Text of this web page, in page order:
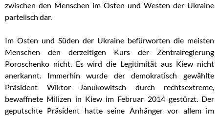
zwischen den Menschen im Osten und Westen der Ukraine
parteiisch dar.
Im Osten und Süden der Ukraine befürworten die meisten
Menschen den derzeitigen Kurs der Zentralregierung
Poroschenko nicht. Es wird die Legitimität aus Kiew nicht
anerkannt. Immerhin wurde der demokratisch gewählte
Präsident Wiktor Janukowitsch durch rechtsextreme,
bewaffnete Milizen in Kiew im Februar 2014 gestürzt. Der
geputschte Präsident hatte seine Anhänger vor allem im